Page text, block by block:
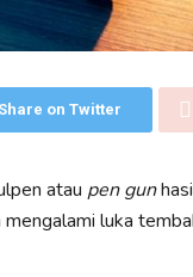
Share on Twitter
atau pen gun
luka